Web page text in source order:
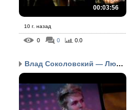
00:03:56
10 г. назад
0 0 0.0
Влад Соколовский — Любо...